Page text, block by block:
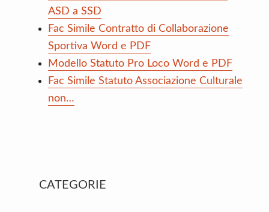
ASD a SSD
Fac Simile Contratto di Collaborazione
Sportiva Word e PDF
Modello Statuto Pro Loco Word e PDF
Fac Simile Statuto Associazione Culturale
non…
Primary
CATEGORIE